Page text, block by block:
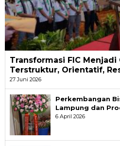
Transformasi FIC
Terstruktur, Orientatif,
27 Juni 2026
Perkembangan
Lampung dan
6 April 2026